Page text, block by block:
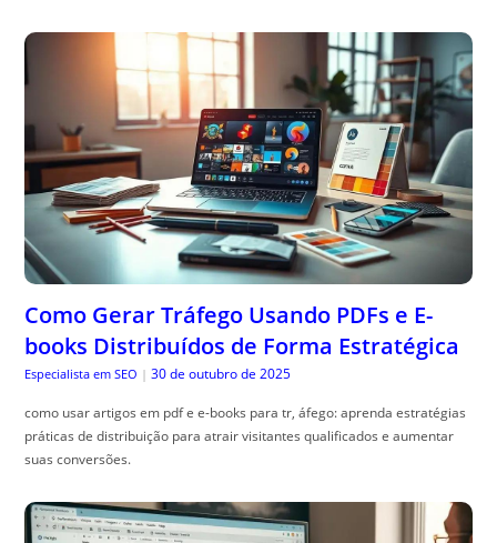
Como Gerar Tráfego Usando PDFs e E-
books Distribuídos de Forma Estratégica
Especialista em SEO | 30 de outubro de 2025
como usar artigos em pdf e e-books para tr, áfego: aprenda estratégias
práticas de distribuição para atrair visitantes qualificados e aumentar
suas conversões.